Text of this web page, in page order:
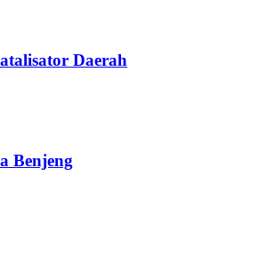
Daerah
Benjeng